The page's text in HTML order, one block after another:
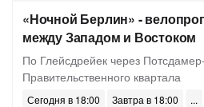
«Ночной Берлин» -
между Западом и Востоком
По Глейсдрейек через
Правительственного квартала
Сегодня в 18:00
Завтра в 18:00